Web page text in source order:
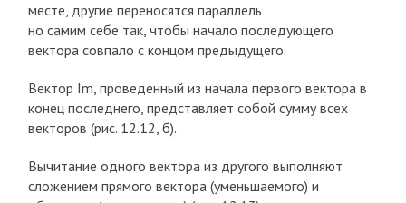
месте, другие переносятся параллель
но самим себе так, чтобы начало последующего
вектора совпало с концом предыдущего.
Вектор Im, проведенный из начала первого вектора в
конец последнего, представляет собой сумму всех
векторов (рис. 12.12, б).
Вычитание одного вектора из другого выполняют
сложением прямого вектора (уменьшаемого) и